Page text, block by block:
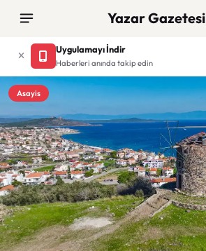
Yazar Gazetesi
Uygulamayı İndir
Haberleri anında takip edin
Asayis